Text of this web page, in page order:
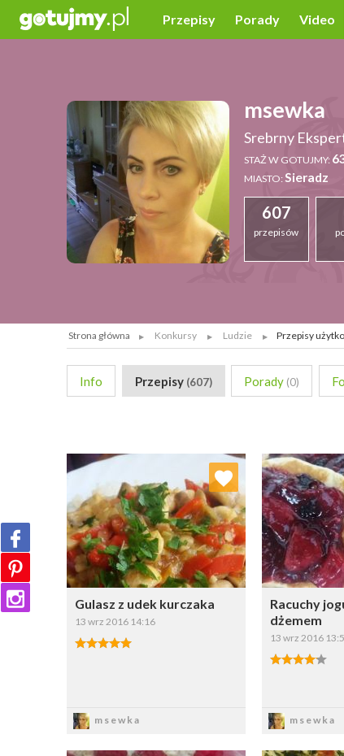
Przepisy Porady Video
msewka
Srebrny
STAŻ W GOTUJMY:
MIASTO:Sieradz
607
przepisów
Strona główna Konkursy Ludzie Przepisy
Info Przepisy (607) Porady (0)
Gulasz z udek kurczaka
13 wrz 2016 14:16
msewka
Dodaj do ulubionych
Wybierz listę:
Racuchy
dżemem
13 wrz 2016
msewka